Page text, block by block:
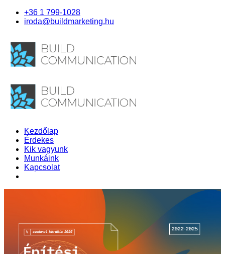
+36 1 799-1028
iroda@buildmarketing.hu
Kezdőlap
Érdekes
Kik vagyunk
Munkáink
Kapcsolat